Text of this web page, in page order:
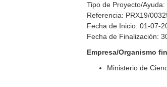
Tipo de Proyecto/
Referencia: PRX19/
Fecha de Inicio: 01-07-
Fecha de Finalización:
Empresa/Organismo
Ministerio de